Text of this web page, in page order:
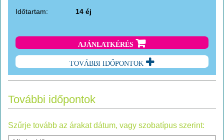
Időtartam: 14 éj
AJÁNLATKÉRÉS
TOVÁBBI IDŐPONTOK
További időpontok
Szűrje tovább az árakat dátum, vagy szobatípus szerint: